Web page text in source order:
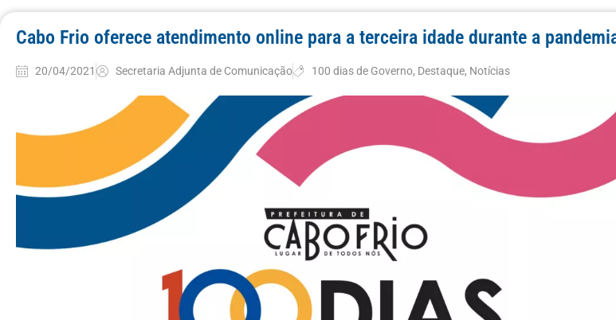
Cabo Frio oferece atendimento online para a terceira idade durante a
20/04/2021 Secretaria Adjunta de Comunicação 100 dias de Governo, Destaque, Notícias